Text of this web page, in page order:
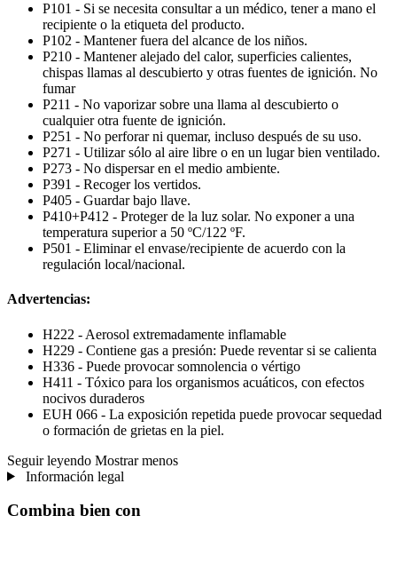
P101 - Si se necesita consultar a un médico, tener a mano el
recipiente o la etiqueta del producto.
P102 - Mantener fuera del alcance de los niños.
P210 - Mantener alejado del calor, superficies calientes,
chispas llamas al descubierto y otras fuentes de ignición. No
fumar
P211 - No vaporizar sobre una llama al descubierto o
cualquier otra fuente de ignición.
P251 - No perforar ni quemar, incluso después de su uso.
P271 - Utilizar sólo al aire libre o en un lugar bien ventilado.
P273 - No dispersar en el medio ambiente.
P391 - Recoger los vertidos.
P405 - Guardar bajo llave.
P410+P412 - Proteger de la luz solar. No exponer a una
temperatura superior a 50 ºC/122 ºF.
P501 - Eliminar el envase/recipiente de acuerdo con la
regulación local/nacional.
Advertencias:
H222 - Aerosol extremadamente inflamable
H229 - Contiene gas a presión: Puede reventar si se calienta
H336 - Puede provocar somnolencia o vértigo
H411 - Tóxico para los organismos acuáticos, con efectos
nocivos duraderos
EUH 066 - La exposición repetida puede provocar sequedad
o formación de grietas en la piel.
Seguir leyendo Mostrar menos
Información legal
Combina bien con